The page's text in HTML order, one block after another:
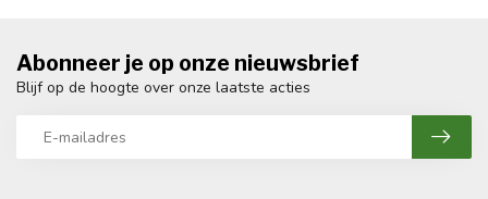
Abonneer je op onze nieuwsbrief
Blijf op de hoogte over onze laatste acties